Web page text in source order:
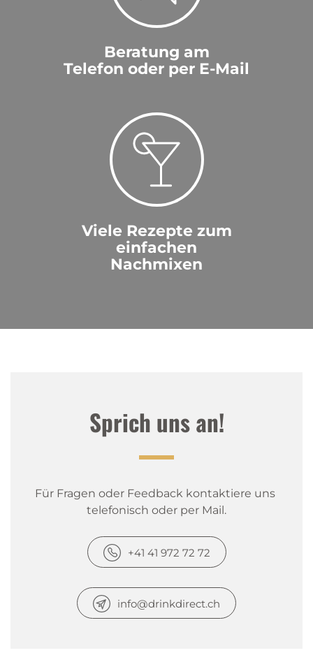
Beratung am
Telefon oder per E-Mail
Viele Rezepte zum
einfachen
Nachmixen
Sprich uns an!
Für Fragen oder Feedback kontaktiere uns
telefonisch oder per Mail.
+41 41 972 72 72
info@drinkdirect.ch